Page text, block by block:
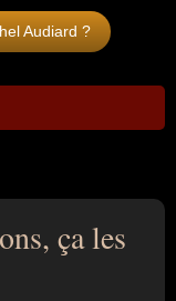
Audiard ?
ça les